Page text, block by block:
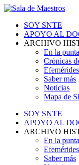
SOY SNTE
APOYO AL
ARCHIVO
En la
Crónicas
Efemérides
Saber más
Noticias
Mapa de
SOY SNTE
APOYO AL
ARCHIVO
En la
Efemérides
Saber más